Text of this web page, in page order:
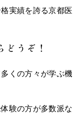
実績を誇る京都医
どうぞ！
くの方々が学ぶ機
験の方が多数派な